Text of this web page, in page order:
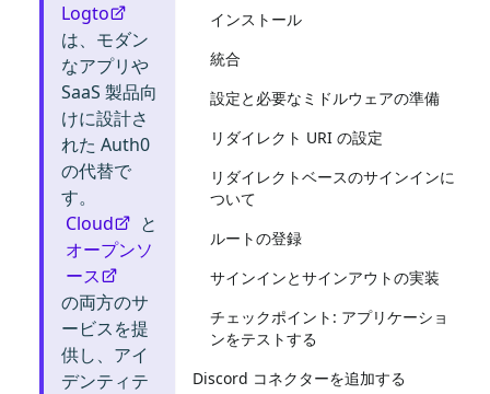
Logto
は、モダン
なアプリや
SaaS 製品向
けに設計さ
れた Auth0
の代替で
す。
Cloud
と
オープンソ
ース
の両方のサ
ービスを提
供し、アイ
デンティテ
インストール
統合
設定と必要なミドルウェアの準備
リダイレクト URI の設定
リダイレクトベースのサインインに
ついて
ルートの登録
サインインとサインアウトの実装
チェックポイント: アプリケーショ
ンをテストする
Discord コネクターを追加する